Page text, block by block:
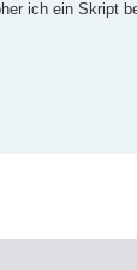
ich ein Skript